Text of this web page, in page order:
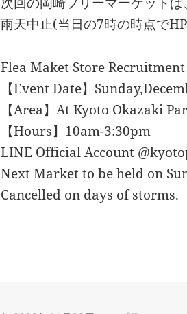
雨天中止(当日の7時の時点で
Flea Maket Store Recruitment
【Event Date】
【Area】At Kyoto Okazaki
【Hours】10am-3:30pm
LINE Official Account
Next Market to be held on
Cancelled on days of storms.